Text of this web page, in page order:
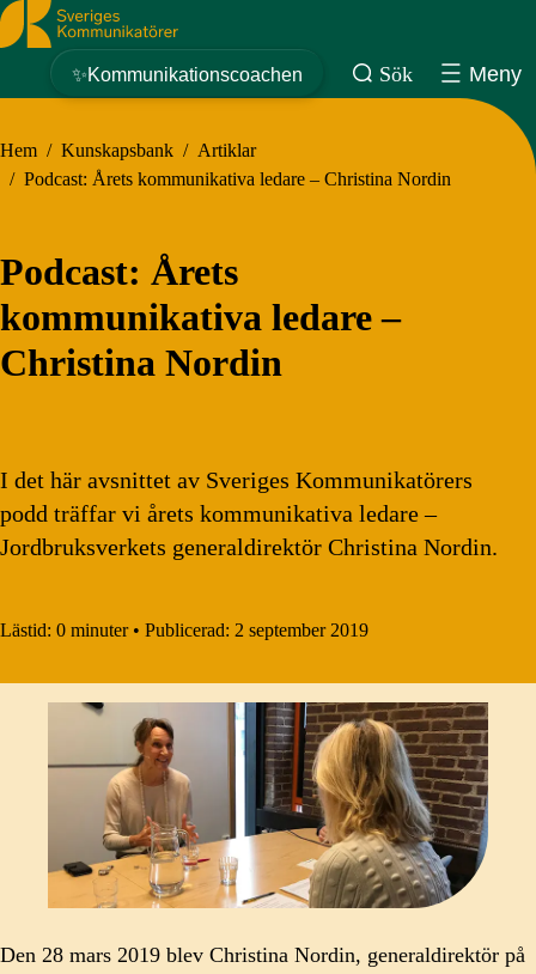
Sveriges Kommunikatörer
✨Kommunikationscoachen Sök Meny
Hem / Kunskapsbank / Artiklar
/ Podcast: Årets kommunikativa ledare – Christina Nordin
Podcast: Årets
kommunikativa ledare –
Christina Nordin
I det här avsnittet av Sveriges Kommunikatörers
podd träffar vi årets kommunikativa ledare –
Jordbruksverkets generaldirektör Christina Nordin.
Lästid: 0 minuter • Publicerad: 2 september 2019
Den 28 mars 2019 blev Christina Nordin, generaldirektör på